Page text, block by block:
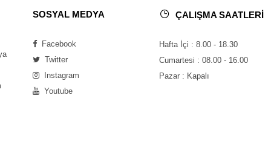
SOSYAL MEDYA
Facebook
Twitter
Instagram
Youtube
ÇALIŞMA SAATLERİ
Hafta İçi : 8.00 - 18.30
Cumartesi : 08.00 - 16.00
Pazar : Kapalı